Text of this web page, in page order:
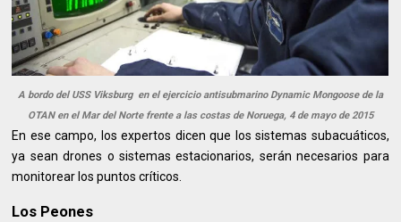
A bordo del USS Viksburg en el ejercicio antisubmarino Dynamic Mongoose de la
OTAN en el Mar del Norte frente a las costas de Noruega, 4 de mayo de 2015
En ese campo, los expertos dicen que los sistemas subacuáticos,
ya sean drones o sistemas estacionarios, serán necesarios para
monitorear los puntos críticos.
Los Peones